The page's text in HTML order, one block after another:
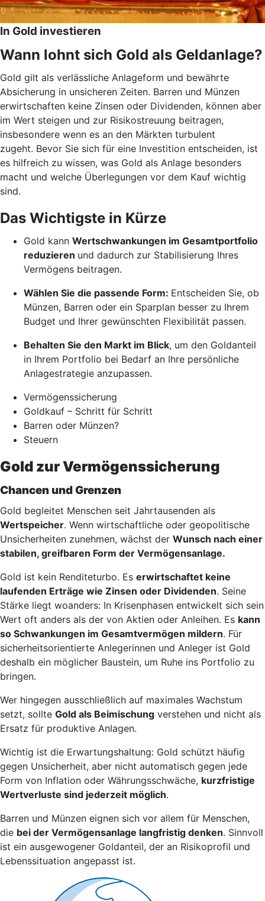
In Gold investieren
Wann lohnt sich Gold als Geldanlage?
Gold gilt als verlässliche Anlageform und bewährte
Absicherung in unsicheren Zeiten. Barren und Münzen
erwirtschaften keine Zinsen oder Dividenden, können aber
im Wert steigen und zur Risikostreuung beitragen,
insbesondere wenn es an den Märkten turbulent
zugeht. Bevor Sie sich für eine Investition entscheiden, ist
es hilfreich zu wissen, was Gold als Anlage besonders
macht und welche Überlegungen vor dem Kauf wichtig
sind.
Das Wichtigste in Kürze
Gold kann Wertschwankungen im Gesamtportfolio
reduzieren und dadurch zur Stabilisierung Ihres
Vermögens beitragen.
Wählen Sie die passende Form: Entscheiden Sie, ob
Münzen, Barren oder ein Sparplan besser zu Ihrem
Budget und Ihrer gewünschten Flexibilität passen.
Behalten Sie den Markt im Blick, um den Goldanteil
in Ihrem Portfolio bei Bedarf an Ihre persönliche
Anlagestrategie anzupassen.
Vermögenssicherung
Goldkauf – Schritt für Schritt
Barren oder Münzen?
Steuern
Gold zur Vermögenssicherung
Chancen und Grenzen
Gold begleitet Menschen seit Jahrtausenden als
Wertspeicher. Wenn wirtschaftliche oder geopolitische
Unsicherheiten zunehmen, wächst der Wunsch nach einer
stabilen, greifbaren Form der Vermögensanlage.
Gold ist kein Renditeturbo. Es erwirtschaftet keine
laufenden Erträge wie Zinsen oder Dividenden. Seine
Stärke liegt woanders: In Krisenphasen entwickelt sich sein
Wert oft anders als der von Aktien oder Anleihen. Es kann
so Schwankungen im Gesamtvermögen mildern. Für
sicherheitsorientierte Anlegerinnen und Anleger ist Gold
deshalb ein möglicher Baustein, um Ruhe ins Portfolio zu
bringen.
Wer hingegen ausschließlich auf maximales Wachstum
setzt, sollte Gold als Beimischung verstehen und nicht als
Ersatz für produktive Anlagen.
Wichtig ist die Erwartungshaltung: Gold schützt häufig
gegen Unsicherheit, aber nicht automatisch gegen jede
Form von Inflation oder Währungsschwäche, kurzfristige
Wertverluste sind jederzeit möglich.
Barren und Münzen eignen sich vor allem für Menschen,
die bei der Vermögensanlage langfristig denken. Sinnvoll
ist ein ausgewogener Goldanteil, der an Risikoprofil und
Lebenssituation angepasst ist.